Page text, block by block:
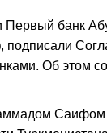
Первый банк
подписали
Об этом